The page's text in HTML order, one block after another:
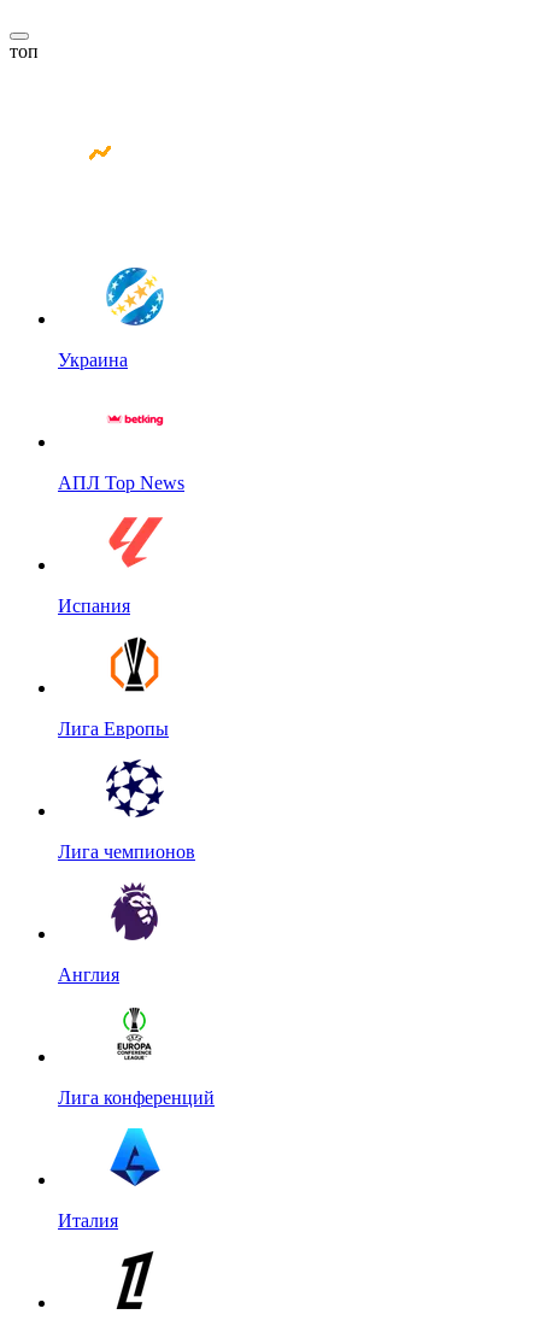
топ
Украина
АПЛ Top News
Испания
Лига Европы
Лига чемпионов
Англия
Лига конференций
Италия